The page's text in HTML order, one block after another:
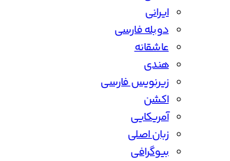
ایرانی
دوبله فارسی
عاشقانه
هندی
زیرنویس فارسی
اکشن
آمریکایی
زبان اصلی
بیوگرافی